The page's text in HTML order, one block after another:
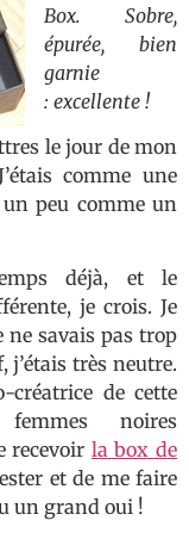
Box. Sobre,
épurée, bien
garnie
: excellente !
le jour de mon
comme une
peu comme un
déjà, et le
je crois. Je
ne savais pas trop
j’étais très neutre.
créatrice de cette
noires
recevoir la box de
et de me faire
un grand oui !